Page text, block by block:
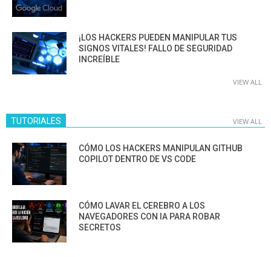
¡LOS HACKERS PUEDEN MANIPULAR TUS
SIGNOS VITALES! FALLO DE SEGURIDAD
INCREÍBLE
VIEW ALL
TUTORIALES VIEW ALL
CÓMO LOS HACKERS MANIPULAN GITHUB
COPILOT DENTRO DE VS CODE
CÓMO LAVAR EL CEREBRO A LOS
NAVEGADORES CON IA PARA ROBAR
SECRETOS